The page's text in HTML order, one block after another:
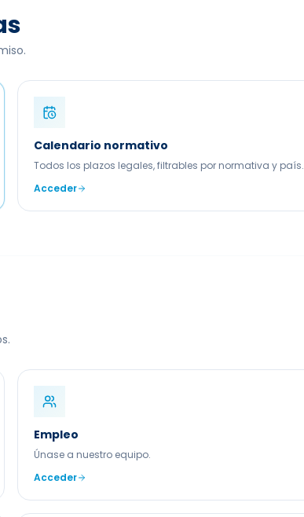
Calendario normativo
Todos los plazos legales, filtrables por normativa y país.
Acceder
Empleo
Únase a nuestro equipo.
Acceder